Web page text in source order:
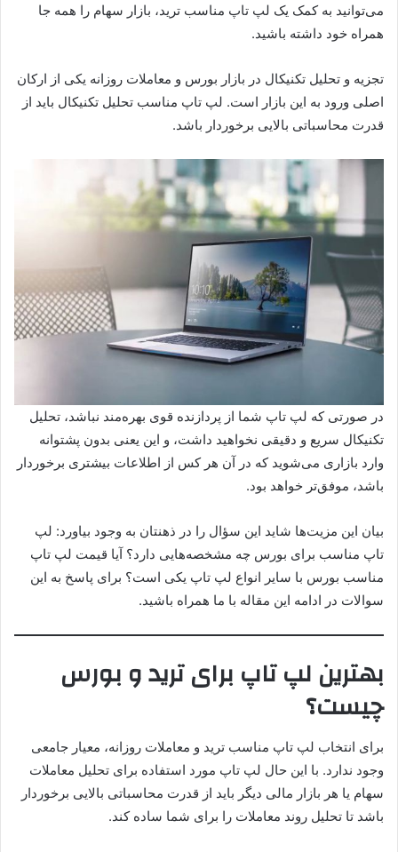
می‌توانید به کمک یک لپ تاپ مناسب ترید، بازار سهام را همه جا
همراه خود داشته باشید.
تجزیه‌ و تحلیل تکنیکال در بازار بورس و معاملات روزانه یکی از ارکان
اصلی ورود به این بازار است. لپ تاپ مناسب تحلیل تکنیکال باید از
قدرت محاسباتی بالایی برخوردار باشد.
در صورتی که لپ تاپ شما از پردازنده قوی بهره‌مند نباشد، تحلیل
تکنیکال سریع و دقیقی نخواهید داشت، و این یعنی بدون پشتوانه
وارد بازاری می‌شوید که در آن هر کس از اطلاعات بیشتری برخوردار
باشد، موفق‌تر خواهد بود.
بیان این مزیت‌ها شاید این سؤال را در ذهنتان به وجود بیاورد: لپ
تاپ مناسب برای بورس چه مشخصه‌هایی دارد؟ آیا قیمت لپ تاپ
مناسب بورس با سایر انواع لپ تاپ یکی است؟ برای پاسخ به این
سوالات در ادامه این مقاله با ما همراه باشید.
بهترین لپ تاپ برای ترید و بورس
چیست؟
برای انتخاب لپ تاپ مناسب ترید و معاملات روزانه، معیار جامعی
وجود ندارد. با این حال لپ تاپ مورد استفاده برای تحلیل معاملات
سهام یا هر بازار مالی دیگر باید از قدرت محاسباتی بالایی برخوردار
باشد تا تحلیل روند معاملات را برای شما ساده کند.